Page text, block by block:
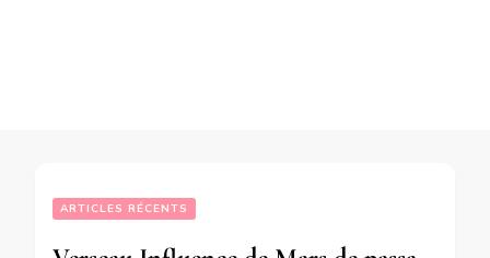
ARTICLES RÉCENTS